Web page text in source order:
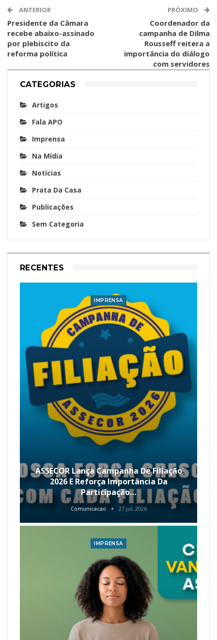
ANTERIOR
Presidente da Câmara
recebe abaixo-assinado
por plebiscito da
reforma política
PRÓXIMO
Coordenador da
campanha de Dilma
Rousseff reitera a
importância do diálogo
com servidores
CATEGORIAS
Artigos
Fala APO
Imprensa
Na Mídia
Notícias
Prata Da Casa
Publicações
Sem Categoria
RECENTES
IMPRENSA
ASSECOR Lança Campanha De Filiação
2026 E Reforça Importância Da
Participação…
Comunicacao 27 jul, 2026
IMPRENSA